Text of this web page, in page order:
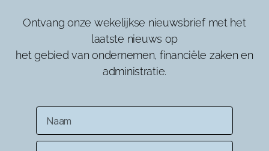
Ontvang onze wekelijkse nieuwsbrief met het
laatste nieuws op
het gebied van ondernemen, financiële zaken en
administratie.